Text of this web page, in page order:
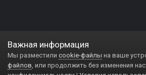
Важная информация
Мы разместили cookie-файлы на ваше
файлов, или продолжить без изменения